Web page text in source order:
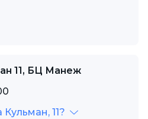
11, БЦ Манеж
Кульман, 11?